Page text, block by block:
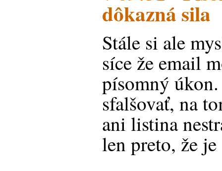
dôkazná sila
Stále si ale
síce že email
písomný úkon.
sfalšovať, na
ani listina
len preto, že